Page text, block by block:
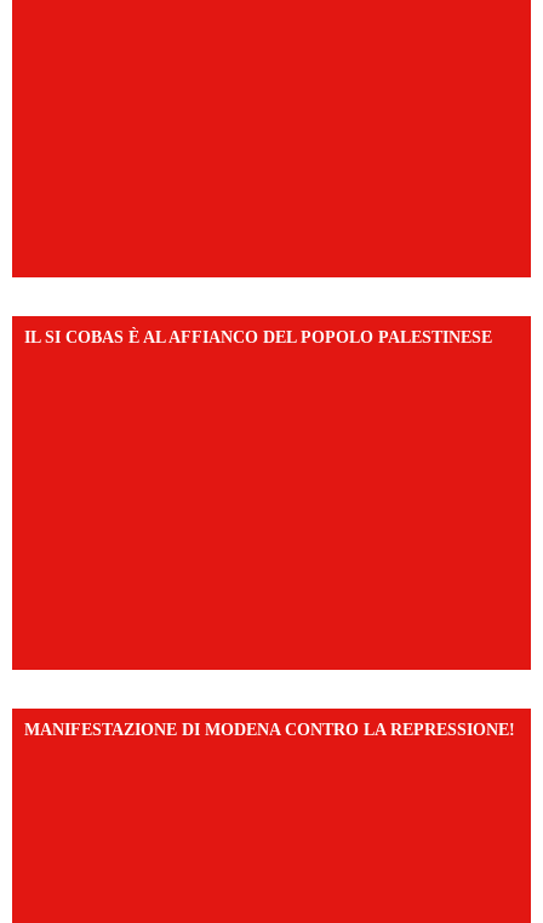
IL SI COBAS È AL AFFIANCO DEL POPOLO PALESTINESE
MANIFESTAZIONE DI MODENA CONTRO LA REPRESSIONE!